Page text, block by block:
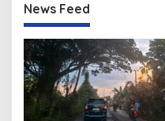
News Feed